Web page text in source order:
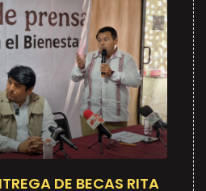
DE BECAS RITA